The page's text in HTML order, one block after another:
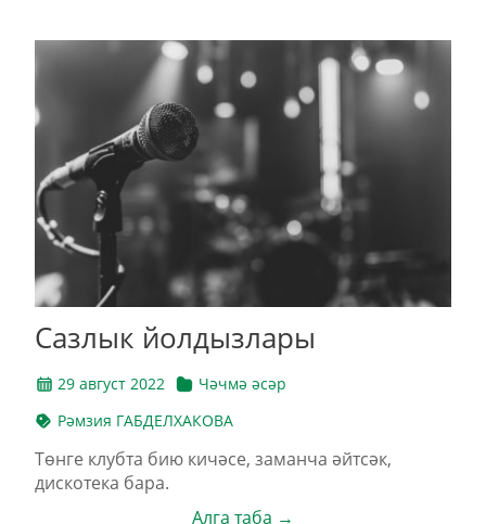
Сазлык йолдызлары
29 август 2022
Чәчмә әсәр
Рәмзия ГАБДЕЛХАКОВА
Төнге клубта бию кичәсе, заманча әйтсәк,
дискотека бара.
Алга таба →